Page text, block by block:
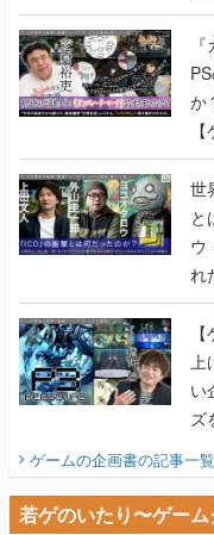
書
か
世
と
ウ
れ
画
上
い
ズ
ゲームの企画書の記事一覧
若ゲのいたり〜ゲー